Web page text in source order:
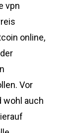
vpn
online,
Vor
wohl auch